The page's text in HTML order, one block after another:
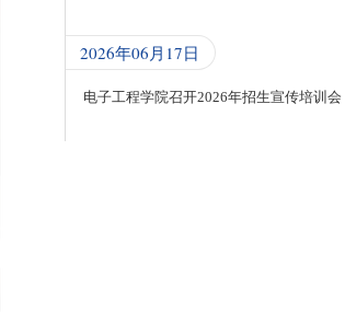
2026年06月17日
电子工程学院召开2026年招生宣传培训会